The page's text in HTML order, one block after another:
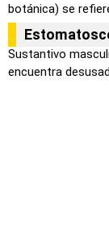
botánica) se
Sustantivo
encuentra